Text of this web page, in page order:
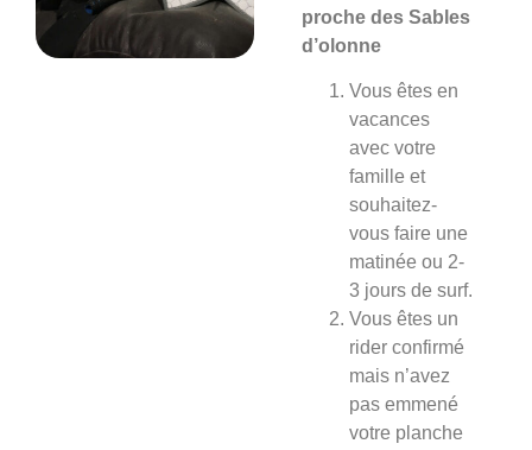
proche des Sables
d’olonne
Vous êtes en
vacances
avec votre
famille et
souhaitez-
vous faire une
matinée ou 2-
3 jours de surf.
Vous êtes un
rider confirmé
mais n’avez
pas emmené
votre planche